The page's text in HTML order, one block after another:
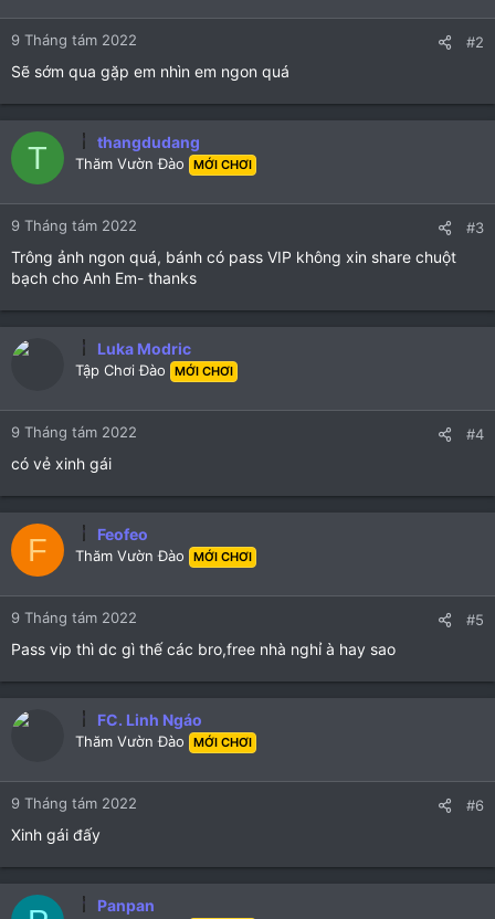
n
s
9 Tháng tám 2022 #2
Sẽ sớm qua gặp em nhìn em ngon quá
T thangdudang
Thăm Vườn Đào MỚI CHƠI
9 Tháng tám 2022 #3
Trông ảnh ngon quá, bánh có pass VIP không xin share chuột
bạch cho Anh Em- thanks
Luka Modric
Tập Chơi Đào MỚI CHƠI
9 Tháng tám 2022 #4
có vẻ xinh gái
F Feofeo
Thăm Vườn Đào MỚI CHƠI
9 Tháng tám 2022 #5
Pass vip thì dc gì thế các bro,free nhà nghỉ à hay sao
FC. Linh Ngáo
Thăm Vườn Đào MỚI CHƠI
9 Tháng tám 2022 #6
Xinh gái đấy
Panpan